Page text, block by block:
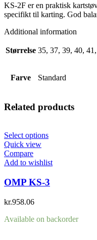
KS-2F er en praktisk
specifikt til karting. God
Additional information
Størrelse 35, 37, 39, 40,
Farve Standard
Related products
Select options
Quick view
Compare
Add to wishlist
OMP KS-3
kr.958.06
Available on backorder